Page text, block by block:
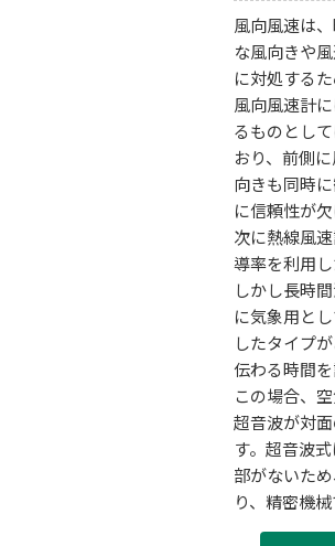
風向風速は
な風向きや
に対処する
風向風速計
るものとし
おり、前側
向きも同時
に信頼性が
次に熱線風
導率を利用
しかし長時
に気象用と
したタイプ
伝わる時間
この場合、
超音波が対
す。超音波
部がないた
り、精密機